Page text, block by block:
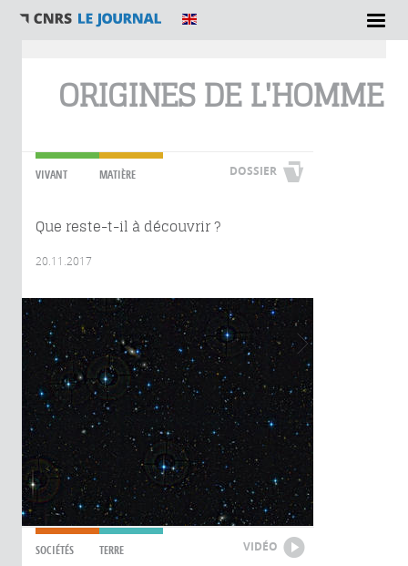
ORIGINES DE L'HOMME
VIVANT MATIÈRE DOSSIER
Que reste-t-il à découvrir ?
20.11.2017
SOCIÉTÉS TERRE VIDÉO